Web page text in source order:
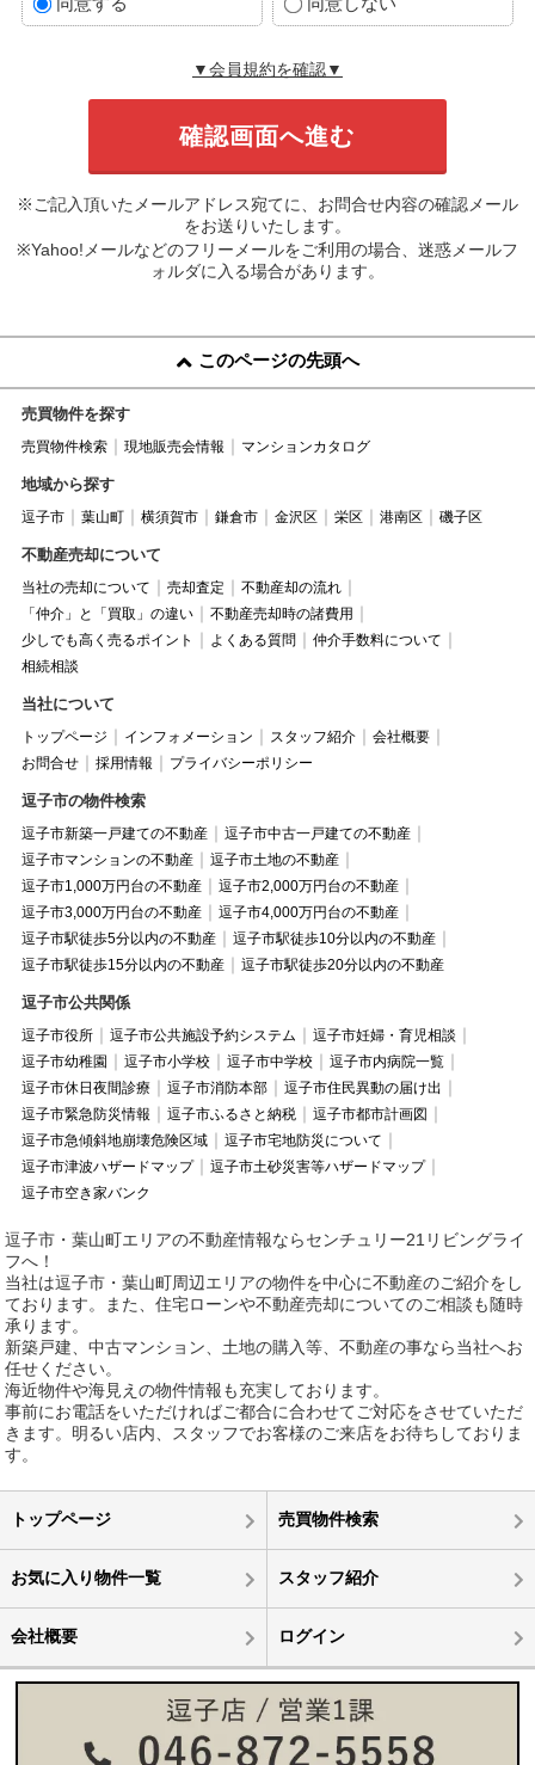
▼会員規約を確認▼
※ご記入頂いたメールアドレス宛てに、お問合せ内容の確認メール
をお送りいたします。
※Yahoo!メールなどのフリーメールをご利用の場合、迷惑メールフ
ォルダに入る場合があります。
このページの先頭へ
売買物件を探す
売買物件検索 現地販売会情報 マンションカタログ
地域から探す
逗子市 葉山町 横須賀市 鎌倉市 金沢区 栄区 港南区 磯子区
不動産売却について
当社の売却について 売却査定
不動産却の流れ
「仲介」と「買取」の違い
不動産売却時の諸費用
少しでも高く売るポイント
よくある質問
仲介手数料について
相続相談
当社について
トップページ インフォメーション スタッフ紹介
会社概要
お問合せ
採用情報 プライバシーポリシー
逗子市の物件検索
逗子市新築一戸建ての不動産
逗子市中古一戸建ての不動産
逗子市マンションの不動産
逗子市土地の不動産
逗子市1,000万円台の不動産
逗子市2,000万円台の不動産
逗子市3,000万円台の不動産
逗子市4,000万円台の不動産
逗子市駅徒歩5分以内の不動産
逗子市駅徒歩10分以内の不動産
逗子市駅徒歩15分以内の不動産
逗子市駅徒歩20分以内の不動産
逗子市公共関係
逗子市役所 逗子市公共施設予約システム
逗子市妊婦・育児相談
逗子市幼稚園
逗子市小学校 逗子市中学校
逗子市内病院一覧
逗子市休日夜間診療
逗子市消防本部
逗子市住民異動の届け出
逗子市緊急防災情報
逗子市ふるさと納税
逗子市都市計画図
逗子市急傾斜地崩壊危険区域
逗子市宅地防災について
逗子市津波ハザードマップ
逗子市土砂災害等ハザードマップ
逗子市空き家バンク
逗子市・葉山町エリアの不動産情報ならセンチュリー21リビングライ
フへ！
当社は逗子市・葉山町周辺エリアの物件を中心に不動産のご紹介をし
ております。また、住宅ローンや不動産売却についてのご相談も随時
承ります。
新築戸建、中古マンション、土地の購入等、不動産の事なら当社へお
任せください。
海近物件や海見えの物件情報も充実しております。
事前にお電話をいただければご都合に合わせてご対応をさせていただ
きます。明るい店内、スタッフでお客様のご来店をお待ちしておりま
す。
トップページ 売買物件検索
お気に入り物件一覧 スタッフ紹介
会社概要 ログイン